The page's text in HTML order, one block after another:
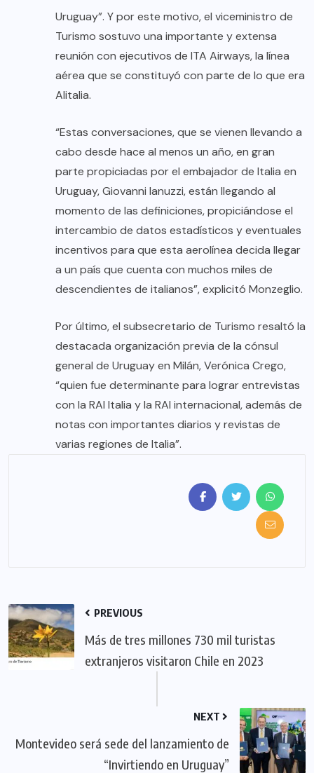
Uruguay”. Y por este motivo, el viceministro de
Turismo sostuvo una importante y extensa
reunión con ejecutivos de ITA Airways, la línea
aérea que se constituyó con parte de lo que era
Alitalia.
“Estas conversaciones, que se vienen llevando a
cabo desde hace al menos un año, en gran
parte propiciadas por el embajador de Italia en
Uruguay, Giovanni Ianuzzi, están llegando al
momento de las definiciones, propiciándose el
intercambio de datos estadísticos y eventuales
incentivos para que esta aerolínea decida llegar
a un país que cuenta con muchos miles de
descendientes de italianos”, explicitó Monzeglio.
Por último, el subsecretario de Turismo resaltó la
destacada organización previa de la cónsul
general de Uruguay en Milán, Verónica Crego,
“quien fue determinante para lograr entrevistas
con la RAI Italia y la RAI internacional, además de
notas con importantes diarios y revistas de
varias regiones de Italia”.
PREVIOUS
Más de tres millones 730 mil turistas
extranjeros visitaron Chile en 2023
NEXT
Montevideo será sede del lanzamiento de
“Invirtiendo en Uruguay”